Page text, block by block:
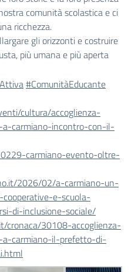
comunità scolastica e ci
ricchezza.
gli orizzonti e costruire
più umana e più aperta
#ComunitàEducante
cultura/accoglienza-
carmiano-incontro-con-il-
carmiano-evento-oltre-
2026/02/a-carmiano-un-
e-scuola-
di-inclusione-sociale/
cronaca/30108-accoglienza-
a-carmiano-il-prefetto-di-